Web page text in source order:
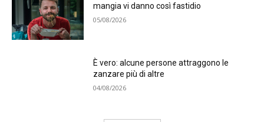
mangia vi danno così fastidio
05/08/2026
È vero: alcune persone attraggono le
zanzare più di altre
04/08/2026